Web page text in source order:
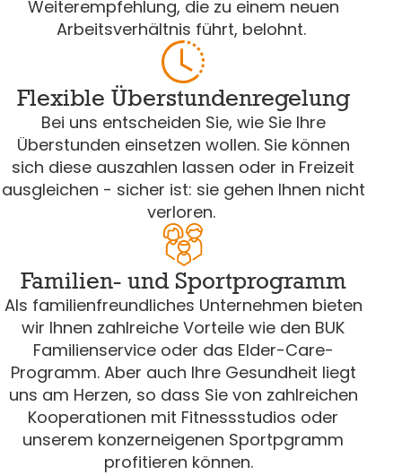
Weiterempfehlung, die zu einem neuen
Arbeitsverhältnis führt, belohnt.
Flexible Überstundenregelung
Bei uns entscheiden Sie, wie Sie Ihre
Überstunden einsetzen wollen. Sie können
sich diese auszahlen lassen oder in Freizeit
ausgleichen - sicher ist: sie gehen Ihnen nicht
verloren.
Familien- und Sportprogramm
Als familienfreundliches Unternehmen bieten
wir Ihnen zahlreiche Vorteile wie den BUK
Familienservice oder das Elder-Care-
Programm. Aber auch Ihre Gesundheit liegt
uns am Herzen, so dass Sie von zahlreichen
Kooperationen mit Fitnessstudios oder
unserem konzerneigenen Sportpgramm
profitieren können.